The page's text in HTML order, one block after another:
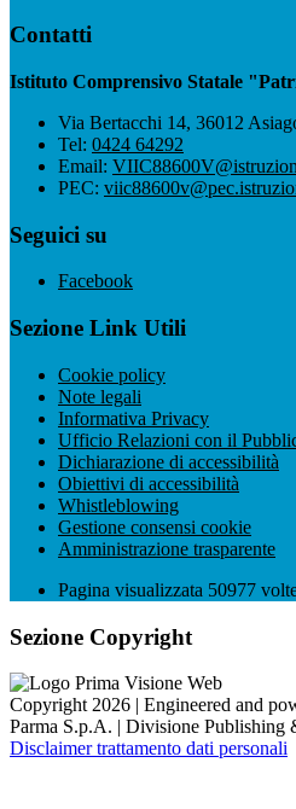
Contatti
Istituto Comprensivo Statale
Via Bertacchi 14, 36012
Tel: 0424 64292
Email:
PEC:
Seguici su
Facebook
Sezione Link Utili
Cookie policy
Note legali
Informativa Privacy
Ufficio Relazioni con il
Dichiarazione di accessibilità
Obiettivi di accessibilità
Whistleblowing
Gestione consensi cookie
Amministrazione trasparente
Pagina visualizzata 50977
Sezione Copyright
Copyright 2026 | Engineered and
Parma S.p.A. | Divisione Publishing
Disclaimer trattamento dati personali